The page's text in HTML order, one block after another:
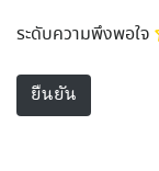
ระดับความพึงพอใจ